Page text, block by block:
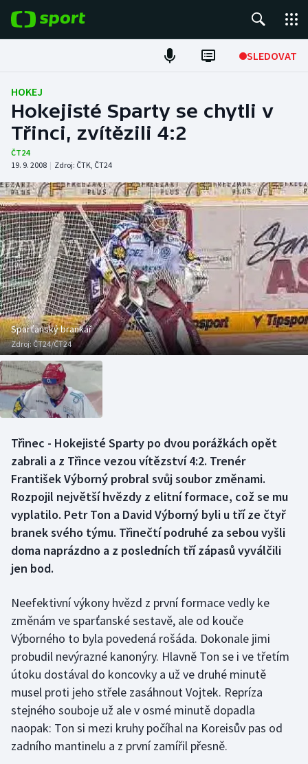
SLEDOVAT
Fotbal
Hokej
Tenis
Atletika
Cyklistika
DALŠÍ SPORTY
Americký fotbal
Baseball a softbal
Basketbal
Biatlon
Boby a skeleton
Box
Curling
Dostihy
Florbal
Golf
Gymnastika
Házená
Jezdectví
Judo
NEPŘEHLÉDNĚTE
Soutěže
Historické návraty
Aplikace ČT sport
AZ kvíz
HOKEJ
Hokejisté Sparty se chytli v
Třinci, zvítězili 4:2
ČT24
19. 9. 2008 | Zdroj: ČTK, ČT24
Sparťanský brankář
Zdroj:ČT24/ČT24
Třinec - Hokejisté Sparty po dvou porážkách opět
zabrali a z Třince vezou vítězství 4:2. Trenér
František Výborný probral svůj soubor změnami.
Rozpojil největší hvězdy z elitní formace, což se mu
vyplatilo. Petr Ton a David Výborný byli u tří ze čtyř
branek svého týmu. Třinečtí podruhé za sebou vyšli
doma naprázdno a z posledních tří zápasů vyválčili
jen bod.
Neefektivní výkony hvězd z první formace vedly ke
změnám ve sparťanské sestavě, ale od kouče
Výborného to byla povedená rošáda. Dokonale jimi
probudil nevýrazné kanonýry. Hlavně Ton se i ve třetím
útoku dostával do koncovky a už ve druhé minutě
musel proti jeho střele zasáhnout Vojtek. Repríza
stejného souboje už ale v osmé minutě dopadla
naopak: Ton si mezi kruhy počíhal na Koreisův pas od
zadního mantinelu a z první zamířil přesně.